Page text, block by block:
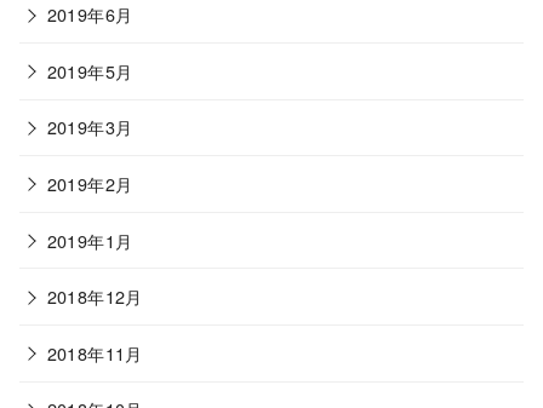
2019年6月
2019年5月
2019年3月
2019年2月
2019年1月
2018年12月
2018年11月